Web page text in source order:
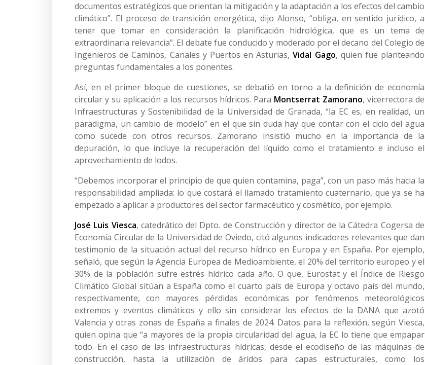
documentos estratégicos que orientan la mitigación y la adaptación a los efectos del cambio
climático”. El proceso de transición energética, dijo Alonso, “obliga, en sentido jurídico, a
tener que tomar en consideración la planificación hidrológica, que es un tema de
extraordinaria relevancia”. El debate fue conducido y moderado por el decano del Colegio de
Ingenieros de Caminos, Canales y Puertos en Asturias,Vidal Gago, quien fue planteando
preguntas fundamentales a los ponentes.
Así, en el primer bloque de cuestiones, se debatió en torno a la definición de economía
circular y su aplicación a los recursos hídricos. Para Montserrat Zamorano, vicerrectora de
Infraestructuras y Sostenibilidad de la Universidad de Granada, “la EC es, en realidad, un
paradigma, un cambio de modelo” en el que sin duda hay que contar con el ciclo del agua
como sucede con otros recursos. Zamorano insistió mucho en la importancia de la
depuración, lo que incluye la recuperación del líquido como el tratamiento e incluso el
aprovechamiento de lodos.
“Debemos incorporar el principio de que quien contamina, paga”, con un paso más hacia la
responsabilidad ampliada: lo que costará el llamado tratamiento cuaternario, que ya se ha
empezado a aplicar a productores del sector farmacéutico y cosmético, por ejemplo.
José Luis Viesca, catedrático del Dpto. de Construcción y director de la Cátedra Cogersa de
Economía Circular de la Universidad de Oviedo, citó algunos indicadores relevantes que dan
testimonio de la situación actual del recurso hídrico en Europa y en España. Por ejemplo,
señaló, que según la Agencia Europea de Medioambiente, el 20% del territorio europeo y el
30% de la población sufre estrés hídrico cada año. O que, Eurostat y el Índice de Riesgo
Climático Global sitúan a España como el cuarto país de Europa y octavo país del mundo,
respectivamente, con mayores pérdidas económicas por fenómenos meteorológicos
extremos y eventos climáticos y ello sin considerar los efectos de la DANA que azotó
Valencia y otras zonas de España a finales de 2024. Datos para la reflexión, según Viesca,
quien opina que “a mayores de la propia circularidad del agua, la EC lo tiene que empapar
todo. En el caso de las infraestructuras hídricas, desde el ecodiseño de las máquinas de
construcción, hasta la utilización de áridos para capas estructurales, como los